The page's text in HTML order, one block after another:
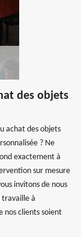
des objets
achat des objets
? Ne
exactement à
sur mesure
invitons de nous
travaille à
nos clients soient